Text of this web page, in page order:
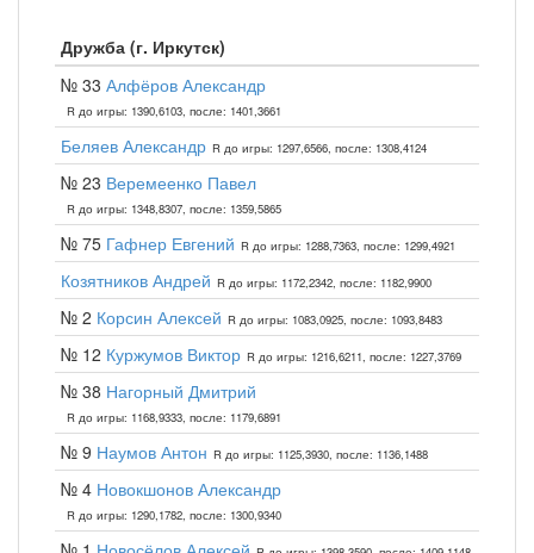
Дружба (г. Иркутск)
№ 33 Алфёров Александр
R до игры: 1390,6103, после: 1401,3661
Беляев Александр R до игры: 1297,6566, после: 1308,4124
№ 23 Веремеенко Павел
R до игры: 1348,8307, после: 1359,5865
№ 75 Гафнер Евгений R до игры: 1288,7363, после: 1299,4921
Козятников Андрей R до игры: 1172,2342, после: 1182,9900
№ 2 Корсин Алексей R до игры: 1083,0925, после: 1093,8483
№ 12 Куржумов Виктор R до игры: 1216,6211, после: 1227,3769
№ 38 Нагорный Дмитрий
R до игры: 1168,9333, после: 1179,6891
№ 9 Наумов Антон R до игры: 1125,3930, после: 1136,1488
№ 4 Новокшонов Александр
R до игры: 1290,1782, после: 1300,9340